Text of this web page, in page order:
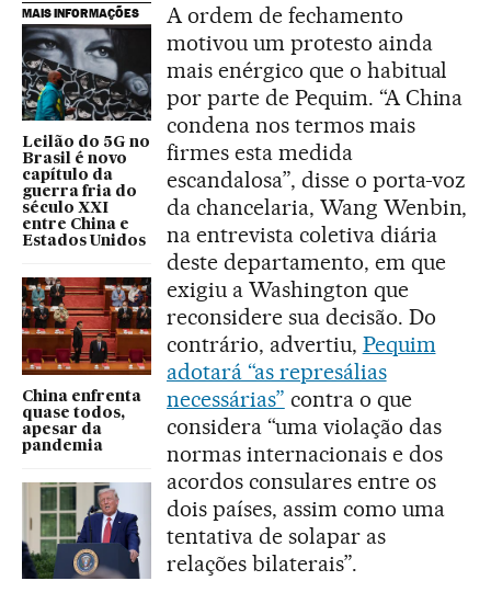
MAIS INFORMAÇÕES
Leilão do 5G no
Brasil é novo
capítulo da
guerra fria do
século XXI
entre China e
Estados Unidos
China enfrenta
quase todos,
apesar da
pandemia
A ordem de fechamento
motivou um protesto ainda
mais enérgico que o habitual
por parte de Pequim. “A China
condena nos termos mais
firmes esta medida
escandalosa”, disse o porta-voz
da chancelaria, Wang Wenbin,
na entrevista coletiva diária
deste departamento, em que
exigiu a Washington que
reconsidere sua decisão. Do
contrário, advertiu, Pequim
adotará “as represálias
necessárias” contra o que
considera “uma violação das
normas internacionais e dos
acordos consulares entre os
dois países, assim como uma
tentativa de solapar as
relações bilaterais”.